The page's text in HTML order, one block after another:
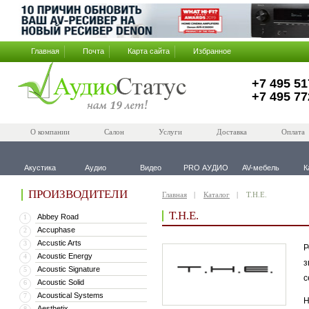
Главная Почта Карта сайта Избранное
+7 495
+7 495
О компании Салон Услуги Доставка Оплата
Акустика Аудио Видео PRO АУДИО AV-мебель
ПРОИЗВОДИТЕЛИ
1 Abbey Road
2 Accuphase
3 Accustic Arts
4 Acoustic Energy
5 Acoustic Signature
6 Acoustic Solid
7 Acoustical Systems
Главная Каталог T.H.E.
T.H.E.